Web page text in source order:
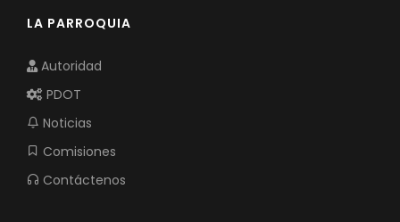
LA PARROQUIA
Autoridad
PDOT
Noticias
Comisiones
Contáctenos